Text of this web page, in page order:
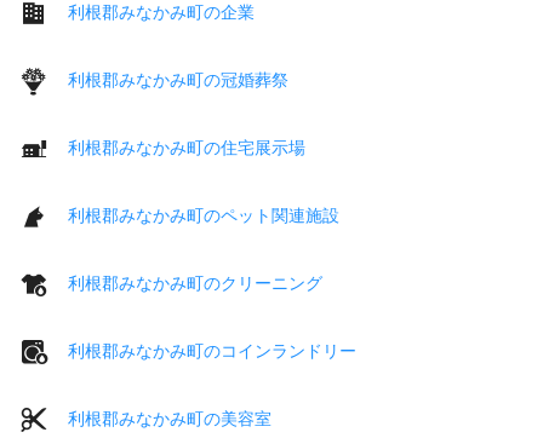
利根郡みなかみ町の企業
利根郡みなかみ町の冠婚葬祭
利根郡みなかみ町の住宅展示場
利根郡みなかみ町のペット関連施設
利根郡みなかみ町のクリーニング
利根郡みなかみ町のコインランドリー
利根郡みなかみ町の美容室